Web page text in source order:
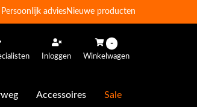
Persoonlijk adviesNieuwe producten
Inloggen
-
Winkelwagen
Accessoires Sale